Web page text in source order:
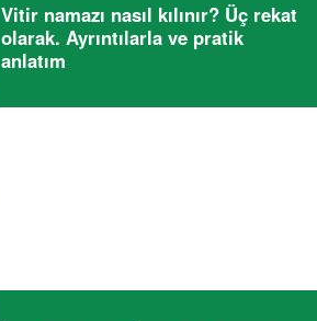
Vitir namazı nasıl kılınır? Üç rekat
olarak. Ayrıntılarla ve pratik
anlatım